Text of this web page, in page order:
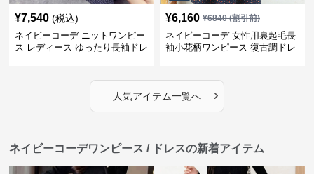
¥7,540 (税込)
ネイビーコーデ ニットワンピー
ス レディース ゆったり長袖ドレ
¥6,160 ¥6840(割引前)
ネイビーコーデ 女性用裏起毛長
袖小花柄ワンピース 復古調ドレ
人気アイテム一覧へ ›
ネイビーコーデワンピース / ドレスの新着アイテム